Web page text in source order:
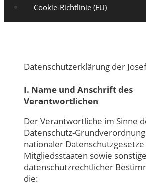
Cookie-Richtlinie (EU)
Datenschutzerklärung der
I. Name und Anschrift des
Verantwortlichen
Der Verantwortliche im Sinne
Datenschutz-
nationaler
Mitgliedsstaaten sowie
datenschutzrechtlicher
die: